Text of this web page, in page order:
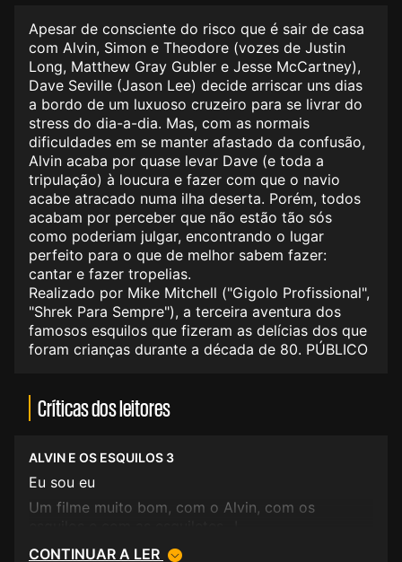
Apesar de consciente do risco que é sair de casa
com Alvin, Simon e Theodore (vozes de Justin
Long, Matthew Gray Gubler e Jesse McCartney),
Dave Seville (Jason Lee) decide arriscar uns dias
a bordo de um luxuoso cruzeiro para se livrar do
stress do dia-a-dia. Mas, com as normais
dificuldades em se manter afastado da confusão,
Alvin acaba por quase levar Dave (e toda a
tripulação) à loucura e fazer com que o navio
acabe atracado numa ilha deserta. Porém, todos
acabam por perceber que não estão tão sós
como poderiam julgar, encontrando o lugar
perfeito para o que de melhor sabem fazer:
cantar e fazer tropelias.
Realizado por Mike Mitchell ("Gigolo Profissional",
"Shrek Para Sempre"), a terceira aventura dos
famosos esquilos que fizeram as delícias dos que
foram crianças durante a década de 80. PÚBLICO
Críticas dos leitores
ALVIN E OS ESQUILOS 3
Eu sou eu
Um filme muito bom, com o Alvin, com os
CONTINUAR A LER